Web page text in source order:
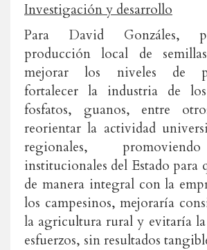
Investigación y desarrollo
Para David Gonzáles,
producción local de
mejorar los niveles de
fortalecer la industria de
fosfatos, guanos, entre
reorientar la actividad
regionales,
institucionales del Estado para
de manera integral con la
los campesinos, mejoraría
la agricultura rural y evitaría
esfuerzos, sin resultados